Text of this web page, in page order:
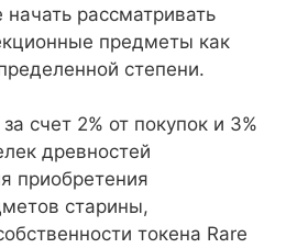
рассматривать
предметы как
степени.
счет 2% от покупок и 3%
древностей
приобретения
старины,
токена Rare